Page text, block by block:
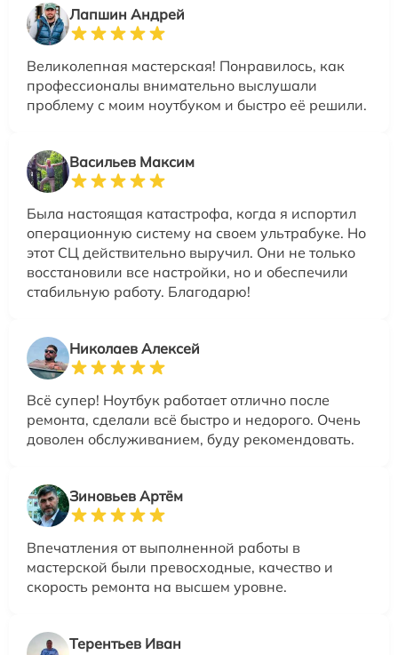
Лапшин Андрей
Великолепная мастерская! Понравилось, как
профессионалы внимательно выслушали
проблему с моим ноутбуком и быстро её решили.
Васильев Максим
Была настоящая катастрофа, когда я испортил
операционную систему на своем ультрабуке. Но
этот СЦ действительно выручил. Они не только
восстановили все настройки, но и обеспечили
стабильную работу. Благодарю!
Николаев Алексей
Всё супер! Ноутбук работает отлично после
ремонта, сделали всё быстро и недорого. Очень
доволен обслуживанием, буду рекомендовать.
Зиновьев Артём
Впечатления от выполненной работы в
мастерской были превосходные, качество и
скорость ремонта на высшем уровне.
Терентьев Иван